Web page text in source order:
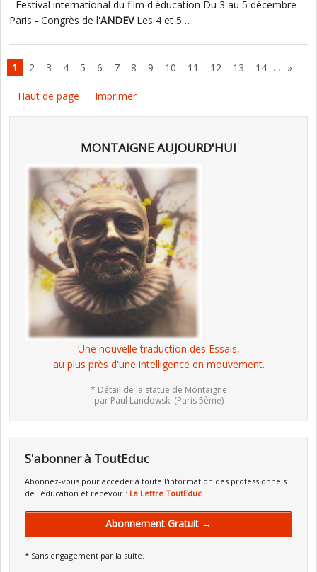
- Festival international du film d'éducation Du 3 au 5 décembre -
Paris - Congrès de l'ANDEVLes 4 et 5…
1 2 3 4 5 6 7 8 9 10 11 12 13 14 … »
Haut de page Imprimer
MONTAIGNE AUJOURD'HUI
Une nouvelle traduction des Essais,
au plus près d'une intelligence en mouvement.
* Détail de la statue de Montaigne
par Paul Landowski (Paris 5ème)
S'abonner à ToutEduc
Abonnez-vous pour accéder à toute l'information des professionnels
de l'éducation et recevoir : La Lettre ToutEduc
Abonnement Gratuit →
* Sans engagement par la suite.